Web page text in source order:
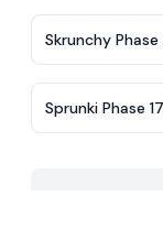
Skrunchy Phase
Sprunki Phase 17